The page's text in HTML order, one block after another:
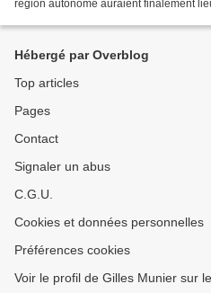
région autonome auraient finalement
Hébergé par Overblog
Top articles
Pages
Contact
Signaler un abus
C.G.U.
Cookies et données personnelles
Préférences cookies
Voir le profil de Gilles Munier sur